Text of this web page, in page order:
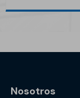
Nosotros